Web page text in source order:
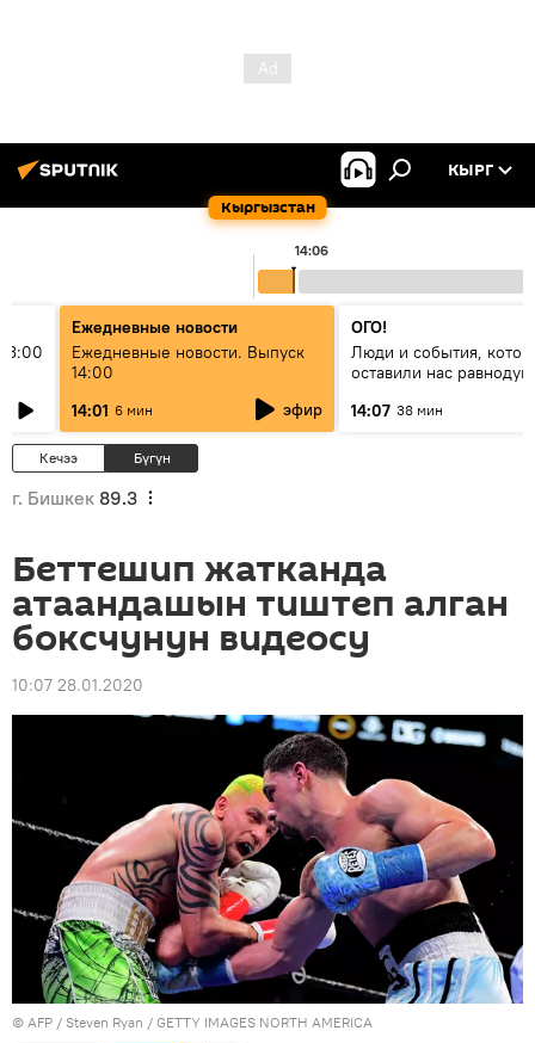
Кыргызстан
КЫРГ
14:06
Ежедневные новости
Ежедневные новости. Выпуск
14:00
14:01 6 мин эфир
ОГО!
Люди и события,
оставили нас
14:07 38 мин
Кечээ Бүгүн
г. Бишкек 89.3
Беттешип жатканда
атаандашын тиштеп алган
боксчунун видеосу
10:07 28.01.2020
© AFP / Steven Ryan / GETTY IMAGES NORTH AMERICA